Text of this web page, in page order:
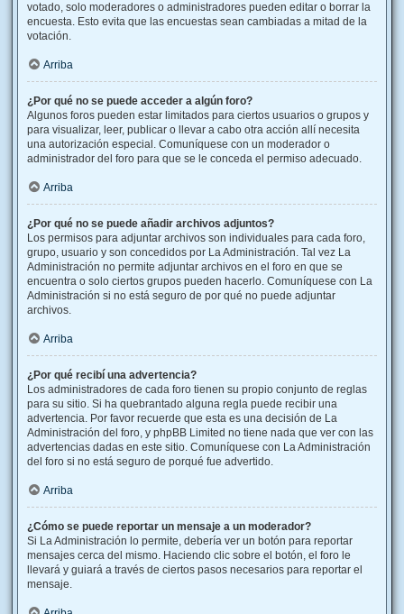
votado, solo moderadores o administradores pueden editar o borrar la
encuesta. Esto evita que las encuestas sean cambiadas a mitad de la
votación.
Arriba
¿Por qué no se puede acceder a algún foro?
Algunos foros pueden estar limitados para ciertos usuarios o grupos y
para visualizar, leer, publicar o llevar a cabo otra acción allí necesita
una autorización especial. Comuníquese con un moderador o
administrador del foro para que se le conceda el permiso adecuado.
Arriba
¿Por qué no se puede añadir archivos adjuntos?
Los permisos para adjuntar archivos son individuales para cada foro,
grupo, usuario y son concedidos por La Administración. Tal vez La
Administración no permite adjuntar archivos en el foro en que se
encuentra o solo ciertos grupos pueden hacerlo. Comuníquese con La
Administración si no está seguro de por qué no puede adjuntar
archivos.
Arriba
¿Por qué recibí una advertencia?
Los administradores de cada foro tienen su propio conjunto de reglas
para su sitio. Si ha quebrantado alguna regla puede recibir una
advertencia. Por favor recuerde que esta es una decisión de La
Administración del foro, y phpBB Limited no tiene nada que ver con las
advertencias dadas en este sitio. Comuníquese con La Administración
del foro si no está seguro de porqué fue advertido.
Arriba
¿Cómo se puede reportar un mensaje a un moderador?
Si La Administración lo permite, debería ver un botón para reportar
mensajes cerca del mismo. Haciendo clic sobre el botón, el foro le
llevará y guiará a través de ciertos pasos necesarios para reportar el
mensaje.